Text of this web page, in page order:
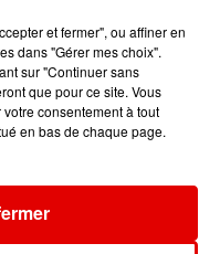
TEMPER CITY
Self Aware
et fermer", ou affiner en
dans "Gérer mes choix".
sur "Continuer sans
que pour ce site. Vous
consentement à tout
en bas de chaque page.